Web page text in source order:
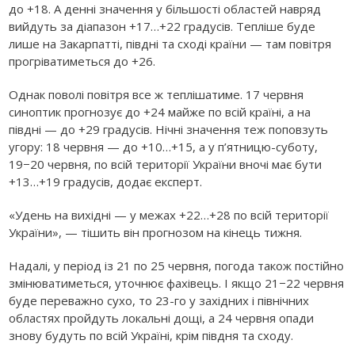
до +18. А денні значення у більшості областей навряд
вийдуть за діапазон +17…+22 градусів. Тепліше буде
лише на Закарпатті, півдні та сході країни — там повітря
прогріватиметься до +26.
Однак поволі повітря все ж теплішатиме. 17 червня
синоптик прогнозує до +24 майже по всій країні, а на
півдні — до +29 градусів. Нічні значення теж поповзуть
угору: 18 червня — до +10…+15, а у п’ятницю-суботу,
19−20 червня, по всій території України вночі має бути
+13…+19 градусів, додає експерт.
«Удень на вихідні — у межах +22…+28 по всій території
України», — тішить він прогнозом на кінець тижня.
Надалі, у період із 21 по 25 червня, погода також постійно
змінюватиметься, уточнює фахівець. І якщо 21−22 червня
буде переважно сухо, то 23-го у західних і північних
областях пройдуть локальні дощі, а 24 червня опади
знову будуть по всій Україні, крім півдня та сходу.